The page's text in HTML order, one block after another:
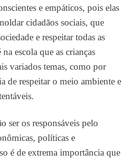
e empáticos, pois elas
cidadãos sociais, que
e respeitar todas as
escola que as crianças
variados temas, como por
de respeitar o meio ambiente e
ser os responsáveis pelo
políticas e
é de extrema importância que